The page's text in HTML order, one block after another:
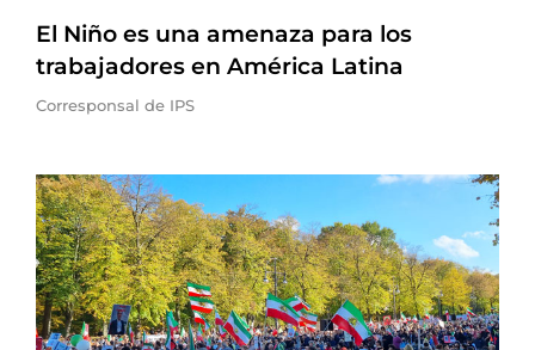
El Niño es una amenaza para los
trabajadores en América Latina
Corresponsal de IPS